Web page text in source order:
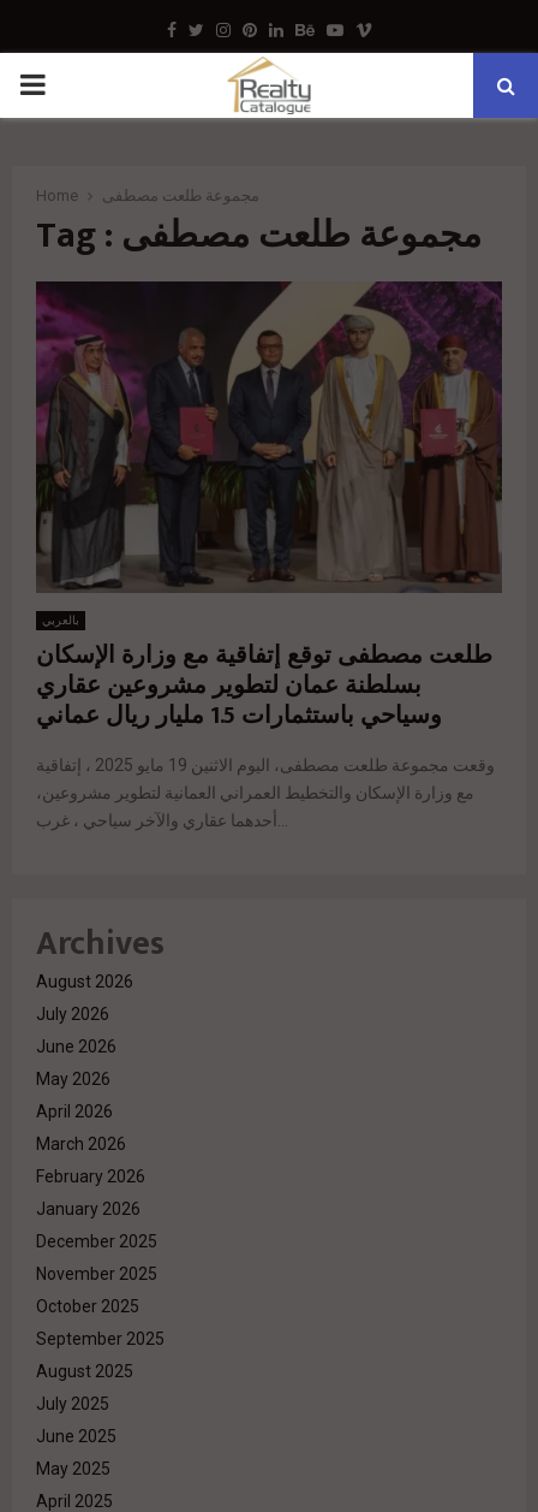
Facebook
TwitterInstagram
Pinterest
LinkedinBehance
Youtube
Vimeo
PRIMARY
Home مجموعة طلعت مصطفى
Tag : مجموعة طلعت مصطفى
بالعربي
طلعت مصطفى توقع إتفاقية مع وزارة الإسكان
بسلطنة عمان لتطوير مشروعين عقاري
وسياحي باستثمارات 1.5 مليار ريال عماني
وقعت مجموعة طلعت مصطفى، اليوم الاثنين 19 مايو 2025 ، إتفاقية
مع وزارة الإسكان والتخطيط العمراني العمانية لتطوير مشروعين،
Archives
August 2026
July 2026
June 2026
May 2026
April 2026
March 2026
February 2026
January 2026
December 2025
November 2025
October 2025
September 2025
August 2025
July 2025
June 2025
May 2025
April 2025